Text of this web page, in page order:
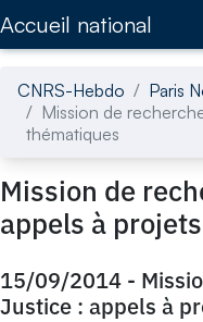
Accueil national
CNRS-Hebdo Paris
Mission de
thématiques
Mission de
appels à
15/09/2014 -
Justice : appels à